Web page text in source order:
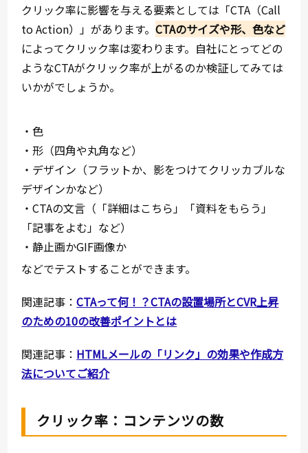
クリック率に影響を与える要素としては「CTA（Call
to Action）」があります。CTAのサイズや形、色など
によってクリック率は変わります。自社にとってどの
ようなCTAがクリック率が上がるのか検証してみては
いかがでしょうか。
・色
・形（四角や丸角など）
・デザイン（フラットか、影をつけてクリッカブルな
デザインかなど）
・CTAの文言（「詳細はこちら」「資料をもらう」
「記事をよむ」など）
・静止画かGIF画像か
などでテストすることができます。
関連記事：CTAって何！？CTAの設置場所とCVR上昇
のための10の改善ポイントとは
関連記事： HTMLメールの「リンク」の効果や作成方
法についてご紹介
クリック率：コンテンツの数